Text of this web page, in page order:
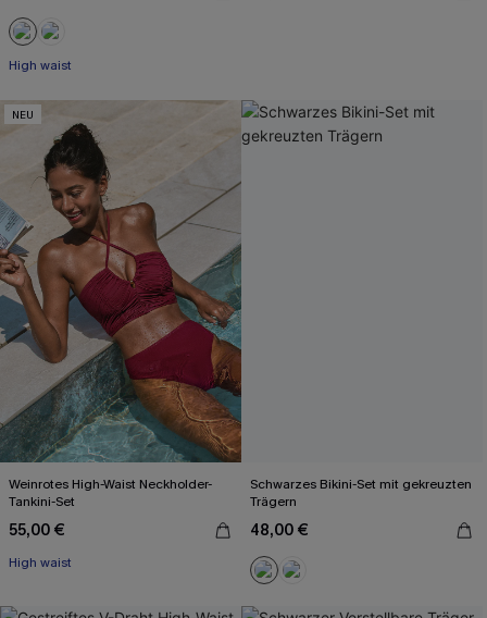
High waist
NEU
Weinrotes High-Waist Neckholder-
Tankini-Set
55,00 €
High waist
Schwarzes Bikini-Set mit gekreuzten
Trägern
48,00 €